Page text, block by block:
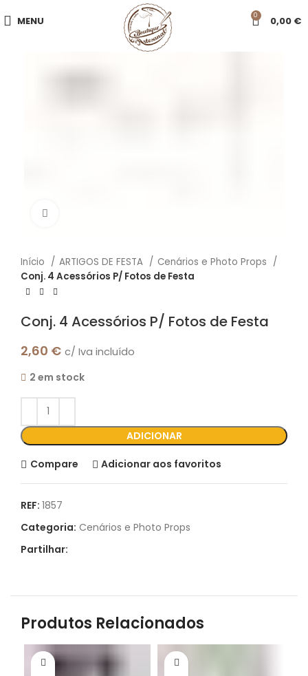
MENU 0 0,00 €
Início ARTIGOS DE FESTA
Cenários e Photo Props
Conj. 4 Acessórios P/ Fotos de Festa
Conj. 4 Acessórios P/ Fotos de Festa
2,60 € c/ Iva incluído
2 em stock
ADICIONAR
Compare Adicionar aos favoritos
REF: 1857
Categoria: Cenários e Photo Props
Partilhar:
Produtos Relacionados